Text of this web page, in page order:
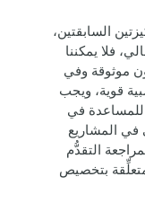
السابقتين،
فلا يمكننا
موثوقة وفي
قوية، ويجب
للمساعدة في
في المشاريع
التقدُّم
بتخصيص